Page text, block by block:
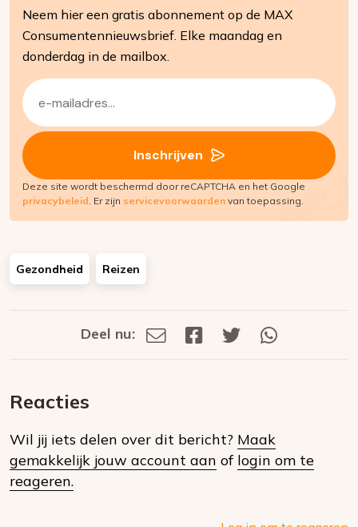
Neem hier een gratis abonnement op de MAX
Consumentennieuwsbrief. Elke maandag en
donderdag in de mailbox.
E-
mailadres
(Vereist)
Inschrijven
Deze site wordt beschermd door reCAPTCHA en het Google
privacybeleid. Er zijn servicevoorwaarden van toepassing.
Gezondheid Reizen
Deel
social
Deel nu:
Deel
Deel
Deel
Reacties
Wil jij iets delen over dit bericht? Maak
gemakkelijk jouw account aan of login om te
reageren.